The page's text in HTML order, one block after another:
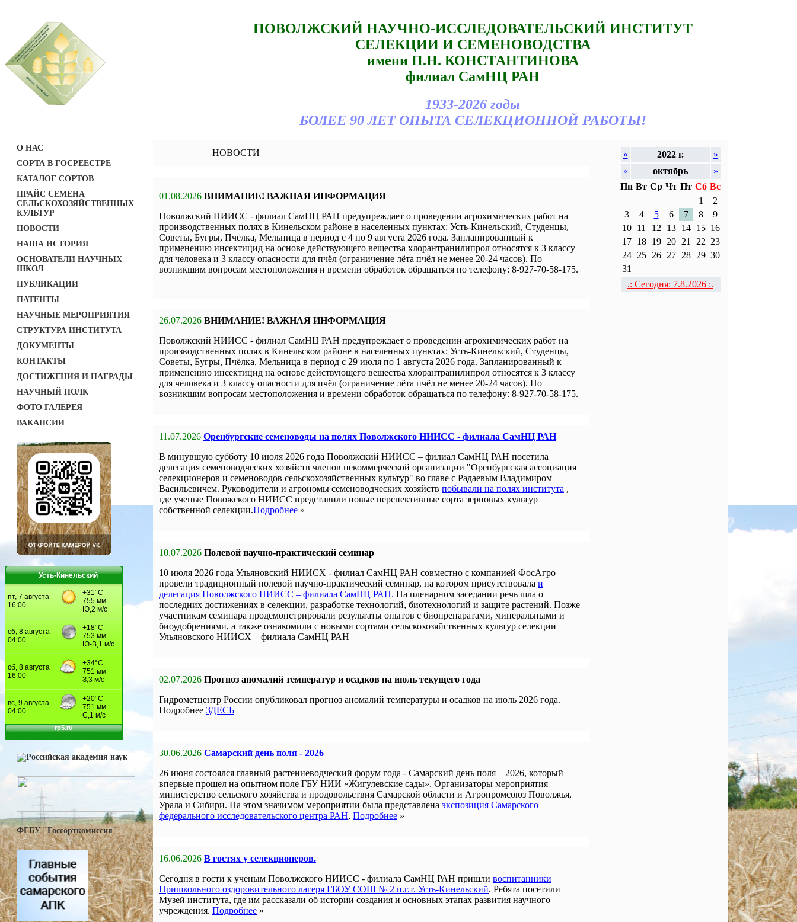
ПОВОЛЖСКИЙ НАУЧНО-ИССЛЕДОВАТЕЛЬСКИЙ ИНСТИТУТ
СЕЛЕКЦИИ И СЕМЕНОВОДСТВА
имени П.Н. КОНСТАНТИНОВА
филиал СамНЦ РАН
1933-2026 годы
БОЛЕЕ 90 ЛЕТ ОПЫТА СЕЛЕКЦИОННОЙ РАБОТЫ!
О НАС
СОРТА В ГОСРЕЕСТРЕ
КАТАЛОГ СОРТОВ
ПРАЙС СЕМЕНА
СЕЛЬСКОХОЗЯЙСТВЕННЫХ
КУЛЬТУР
НОВОСТИ
НАША ИСТОРИЯ
ОСНОВАТЕЛИ НАУЧНЫХ
ШКОЛ
ПУБЛИКАЦИИ
ПАТЕНТЫ
НАУЧНЫЕ МЕРОПРИЯТИЯ
СТРУКТУРА ИНСТИТУТА
ДОКУМЕНТЫ
КОНТАКТЫ
ДОСТИЖЕНИЯ И НАГРАДЫ
НАУЧНЫЙ ПОЛК
ФОТО ГАЛЕРЕЯ
ВАКАНСИИ
Усть-Кинельский
ФГБУ "Госсорткомиссия"
НОВОСТИ « 2022 г.
»
«
октябрь
»
Пн Вт Ср Чт Пт Сб Вс
1
2
3
4 5 6 7 8
9
10
11 12 13 14 15 16
17
18 19 20 21 22 23
24
25 26 27 28 29 30
31
.: Сегодня: 7.8.2026 :.
01.08.2026 ВНИМАНИЕ! ВАЖНАЯ ИНФОРМАЦИЯ
Поволжский НИИСС - филиал СамНЦ РАН предупреждает о проведении агрохимических работ на
производственных полях в Кинельском районе в населенных пунктах: Усть-Кинельский, Студенцы,
Советы, Бугры, Пчёлка, Мельница в период с 4 по 9 августа 2026 года. Запланированный к
применению инсектицид на основе действующего вещества хлорантранилипрол относятся к 3 классу
для человека и 3 классу опасности для пчёл (ограничение лёта пчёл не менее 20-24 часов). По
возникшим вопросам местоположения и времени обработок обращаться по телефону: 8-927-70-58-175.
26.07.2026 ВНИМАНИЕ! ВАЖНАЯ ИНФОРМАЦИЯ
Поволжский НИИСС - филиал СамНЦ РАН предупреждает о проведении агрохимических работ на
производственных полях в Кинельском районе в населенных пунктах: Усть-Кинельский, Студенцы,
Советы, Бугры, Пчёлка, Мельница в период с 29 июля по 1 августа 2026 года. Запланированный к
применению инсектицид на основе действующего вещества хлорантранилипрол относятся к 3 классу
для человека и 3 классу опасности для пчёл (ограничение лёта пчёл не менее 20-24 часов). По
возникшим вопросам местоположения и времени обработок обращаться по телефону: 8-927-70-58-175.
11.07.2026 Оренбургские семеноводы на полях Поволжского НИИСС - филиала СамНЦ РАН
В минувшую субботу 10 июля 2026 года Поволжский НИИСС – филиал СамНЦ РАН посетила
делегация семеноводческих хозяйств членов некоммерческой организации "Оренбургская ассоциация
селекционеров и семеноводов сельскохозяйственных культур" во главе с Радаевым Владимиром
Васильевичем. Руководители и агрономы семеноводческих хозяйств побывали на полях института ,
где ученые Повожского НИИСС представили новые перспективные сорта зерновых культур
собственной селекции.Подробнее »
10.07.2026 Полевой научно-практический семинар
10 июля 2026 года Ульяновский НИИСХ - филиал СамНЦ РАН совместно с компанией ФосАгро
провели традиционный полевой научно-практический семинар, на котором присутствовала и
делегация Поволжского НИИСС – филиала СамНЦ РАН. На пленарном заседании речь шла о
последних достижениях в селекции, разработке технологий, биотехнологий и защите растений. Позже
участникам семинара продемонстрировали результаты опытов с биопрепаратами, минеральными и
биоудобрениями, а также ознакомили с новыми сортами сельскохозяйственных культур селекции
Ульяновского НИИСХ – филиала СамНЦ РАН
02.07.2026 Прогноз аномалий температур и осадков на июль текущего года
Гидрометцентр России опубликовал прогноз аномалий температуры и осадков на июль 2026 года.
Подробнее ЗДЕСЬ
30.06.2026 Самарский день поля - 2026
26 июня состоялся главный растениеводческий форум года - Самарский день поля – 2026, который
впервые прошел на опытном поле ГБУ НИИ «Жигулевские сады». Организаторы мероприятия –
министерство сельского хозяйства и продовольствия Самарской области и Агропромсоюз Поволжья,
Урала и Сибири. На этом значимом мероприятии была представлена экспозиция Самарского
федерального исследовательского центра РАН, Подробнее »
16.06.2026 В гостях у селекционеров.
Сегодня в гости к ученым Поволжского НИИСС - филиала СамНЦ РАН пришли воспитанники
Пришкольного оздоровительного лагеря ГБОУ СОШ № 2 п.г.т. Усть-Кинельский. Ребята посетили
Музей института, где им рассказали об истории создания и основных этапах развития научного
учреждения. Подробнее »